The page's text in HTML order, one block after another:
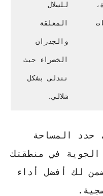
للسلال
المعلقة
والجدران
الخضراء حيث
تتدلى بشكل
شلالي.
حدد المساحة
في منطقتك
لك أفضل أداء